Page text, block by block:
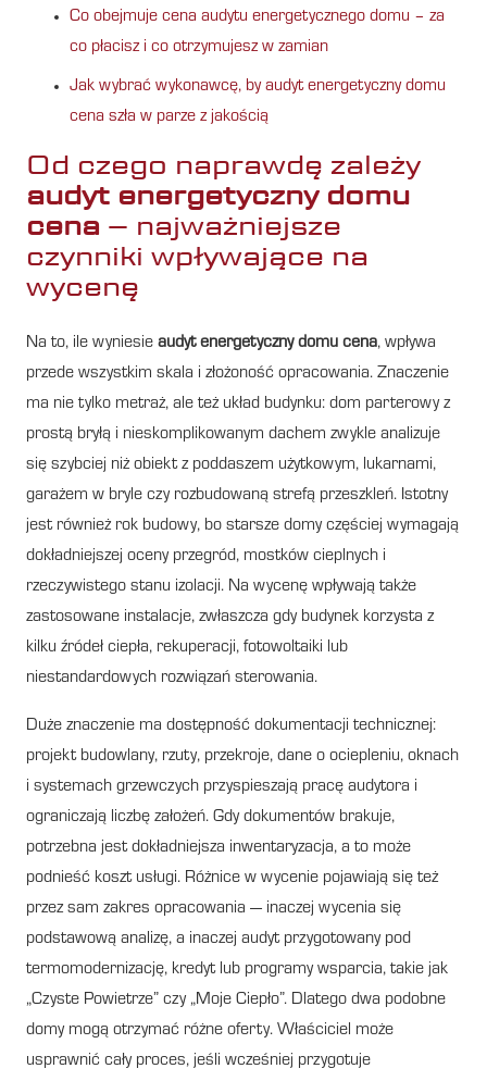
Co obejmuje cena audytu energetycznego domu – za
co płacisz i co otrzymujesz w zamian
Jak wybrać wykonawcę, by audyt energetyczny domu
cena szła w parze z jakością
Od czego naprawdę zależy
audyt energetyczny domu
cena – najważniejsze
czynniki wpływające na
wycenę
Na to, ile wyniesie audyt energetyczny domu cena, wpływa
przede wszystkim skala i złożoność opracowania. Znaczenie
ma nie tylko metraż, ale też układ budynku: dom parterowy z
prostą bryłą i nieskomplikowanym dachem zwykle analizuje
się szybciej niż obiekt z poddaszem użytkowym, lukarnami,
garażem w bryle czy rozbudowaną strefą przeszkleń. Istotny
jest również rok budowy, bo starsze domy częściej wymagają
dokładniejszej oceny przegród, mostków cieplnych i
rzeczywistego stanu izolacji. Na wycenę wpływają także
zastosowane instalacje, zwłaszcza gdy budynek korzysta z
kilku źródeł ciepła, rekuperacji, fotowoltaiki lub
niestandardowych rozwiązań sterowania.
Duże znaczenie ma dostępność dokumentacji technicznej:
projekt budowlany, rzuty, przekroje, dane o ociepleniu, oknach
i systemach grzewczych przyspieszają pracę audytora i
ograniczają liczbę założeń. Gdy dokumentów brakuje,
potrzebna jest dokładniejsza inwentaryzacja, a to może
podnieść koszt usługi. Różnice w wycenie pojawiają się też
przez sam zakres opracowania — inaczej wycenia się
podstawową analizę, a inaczej audyt przygotowany pod
termomodernizację, kredyt lub programy wsparcia, takie jak
„Czyste Powietrze” czy „Moje Ciepło”. Dlatego dwa podobne
domy mogą otrzymać różne oferty. Właściciel może
usprawnić cały proces, jeśli wcześniej przygotuje